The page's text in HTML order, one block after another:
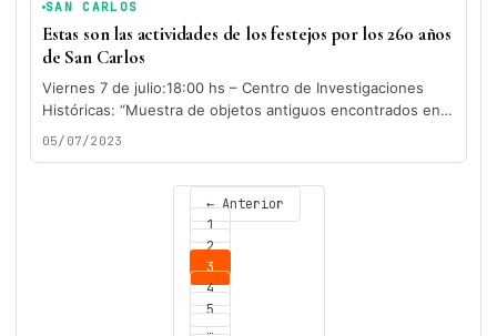
SAN CARLOS
Estas son las actividades de los festejos por los 260 años
de San Carlos
Viernes 7 de julio:18:00 hs – Centro de Investigaciones
Históricas: “Muestra de objetos antiguos encontrados en
la zona de San...
05/07/2023
← Anterior
1
2
3
4
5
…